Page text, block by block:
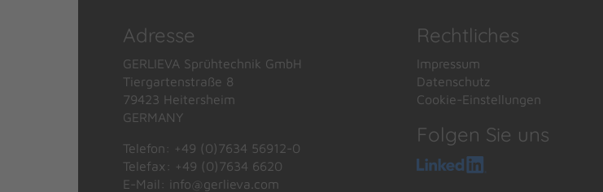
Adresse
GERLIEVA Sprühtechnik GmbH
Tiergartenstraße 8
79423 Heitersheim
GERMANY
Telefon: +49 (0)7634 56912-0
Telefax: +49 (0)7634 6620
E-Mail: info@gerlieva.com
Rechtliches
Impressum
Datenschutz
Cookie-Einstellungen
Folgen Sie uns